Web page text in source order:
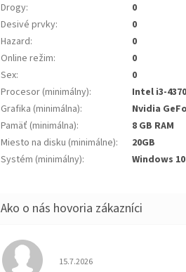
Drogy:
0
Desivé prvky:
0
Hazard:
0
Online režim:
0
Sex:
0
Procesor (minimálny):
Intel i3-4370
Grafika (minimálna):
Nvidia
Pamäť (minimálna):
8 GB RAM
Miesto na disku (minimálne):
20GB
Systém (minimálny): Windows
Hodnotenie obchodu je 5 z 5
15.7.2026